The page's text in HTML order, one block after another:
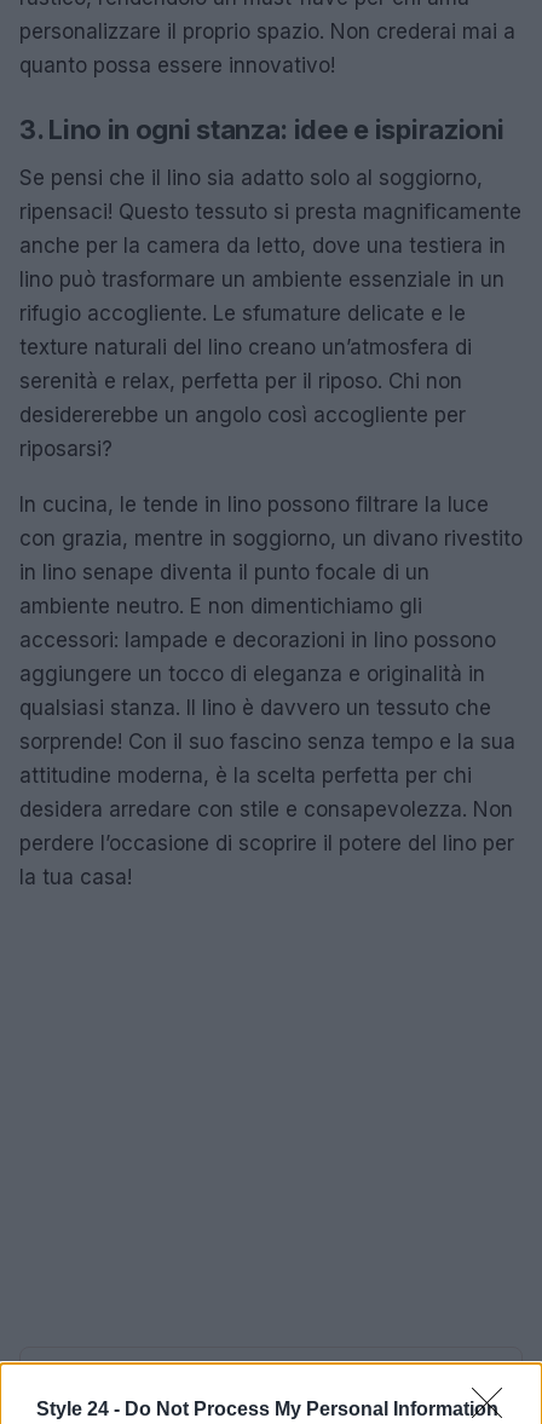
Style 24 - Do Not Process My Personal Information
personalizzare il proprio spazio. Non crederai mai a
quanto possa essere innovativo!
3. Lino in ogni stanza: idee e ispirazioni
Se pensi che il lino sia adatto solo al soggiorno,
ripensaci! Questo tessuto si presta magnificamente
anche per la camera da letto, dove una testiera in
lino può trasformare un ambiente essenziale in un
rifugio accogliente. Le sfumature delicate e le
texture naturali del lino creano un’atmosfera di
serenità e relax, perfetta per il riposo. Chi non
desidererebbe un angolo così accogliente per
riposarsi?
In cucina, le tende in lino possono filtrare la luce
con grazia, mentre in soggiorno, un divano rivestito
in lino senape diventa il punto focale di un
ambiente neutro. E non dimentichiamo gli
accessori: lampade e decorazioni in lino possono
aggiungere un tocco di eleganza e originalità in
qualsiasi stanza. Il lino è davvero un tessuto che
sorprende! Con il suo fascino senza tempo e la sua
attitudine moderna, è la scelta perfetta per chi
desidera arredare con stile e consapevolezza. Non
perdere l’occasione di scoprire il potere del lino per
la tua casa!
Staff